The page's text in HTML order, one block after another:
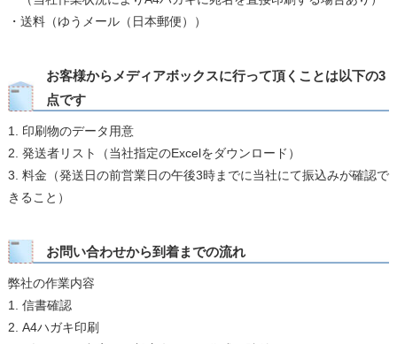
・送料（ゆうメール（日本郵便））
お客様からメディアボックスに行って頂くことは以下の3
点です
1. 印刷物のデータ用意
2. 発送者リスト（当社指定のExcelをダウンロード）
3. 料金（発送日の前営業日の午後3時までに当社にて振込みが確認で
きること）
お問い合わせから到着までの流れ
弊社の作業内容
1. 信書確認
2. A4ハガキ印刷